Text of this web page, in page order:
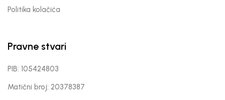
Politika kolačića
Pravne stvari
PIB: 105424803
Matični broj: 20378387